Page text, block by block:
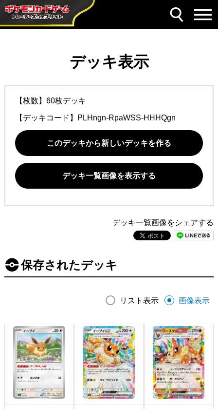
デッキ表示
【枚数】60枚デッキ
【デッキコード】 PLHngn-RpaWSS-HHHQgn
このデッキから新しいデッキを作る
デッキ一覧画像を表示する
デッキ一覧画像をシェアする
保存されたデッキ
リスト表示 画像表示